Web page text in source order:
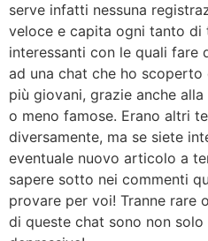
serve infatti nessuna
veloce e capita ogni tanto di
interessanti con le quali fare
ad una chat che ho
più giovani, grazie anche
o meno famose. Erano altri
diversamente, ma se siete
eventuale nuovo articolo a
sapere sotto nei commenti
provare per voi! Tranne rare
di queste chat sono non